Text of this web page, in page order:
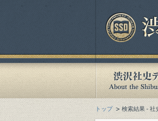
トップ 検索結果 - 社